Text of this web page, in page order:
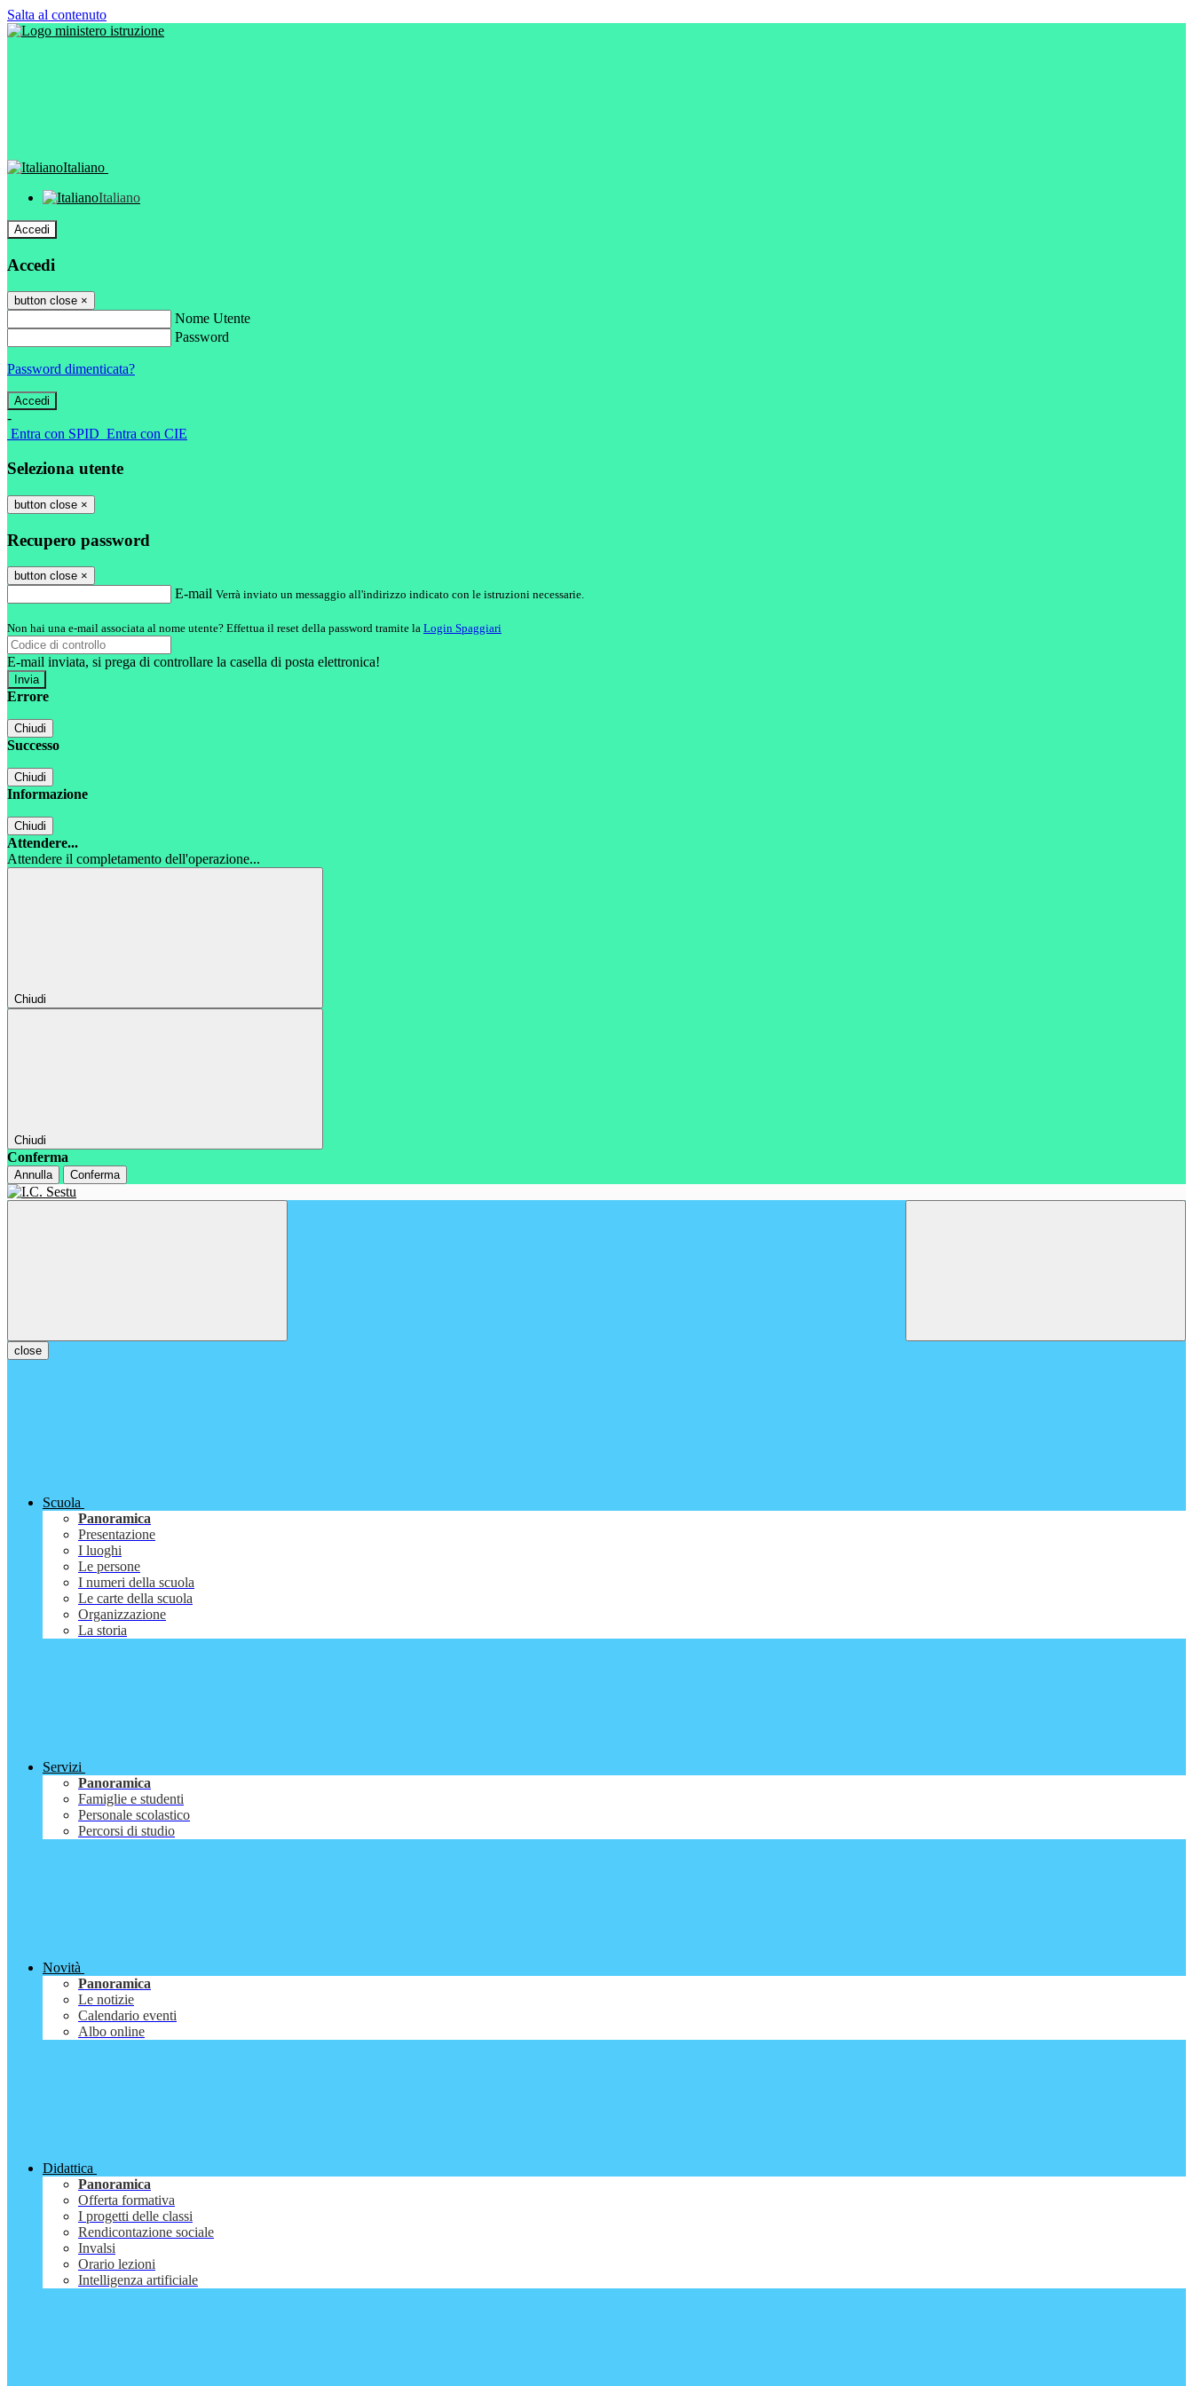
Salta al contenuto
Italiano
Italiano
Accedi
Accedi
button close ×
Nome Utente
Password
Password dimenticata?
-
Entra con SPID Entra con CIE
Seleziona utente
button close ×
Recupero password
button close ×
E-mail Verrà inviato un messaggio all'indirizzo indicato con le istruzioni necessarie.
Non hai una e-mail associata al nome utente? Effettua il reset della password tramite la Login Spaggiari
E-mail inviata, si prega di controllare la casella di posta elettronica!
Errore
Chiudi
Successo
Chiudi
Informazione
Chiudi
Attendere...
Attendere il completamento dell'operazione...
Chiudi
Chiudi
Conferma
Annulla Conferma
close
Scuola
Panoramica
Presentazione
I luoghi
Le persone
I numeri della scuola
Le carte della scuola
Organizzazione
La storia
Servizi
Panoramica
Famiglie e studenti
Personale scolastico
Percorsi di studio
Novità
Panoramica
Le notizie
Calendario eventi
Albo online
Didattica
Panoramica
Offerta formativa
I progetti delle classi
Rendicontazione sociale
Invalsi
Orario lezioni
Intelligenza artificiale